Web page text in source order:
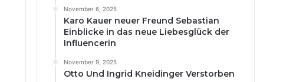
November 6, 2025
Karo Kauer neuer Freund Sebastian
Einblicke in das neue Liebesglück der
Influencerin
November 9, 2025
Otto Und Ingrid Kneidinger Verstorben